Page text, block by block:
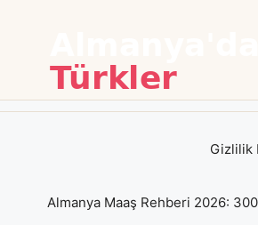
Gizlilik
Almanya Maaş Rehberi 2026: